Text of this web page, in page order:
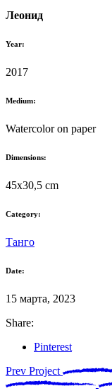
Леонид
Year:
2017
Medium:
Watercolor on paper
Dimensions:
45x30,5 cm
Category:
Танго
Date:
15 марта, 2023
Share:
Pinterest
Prev Project